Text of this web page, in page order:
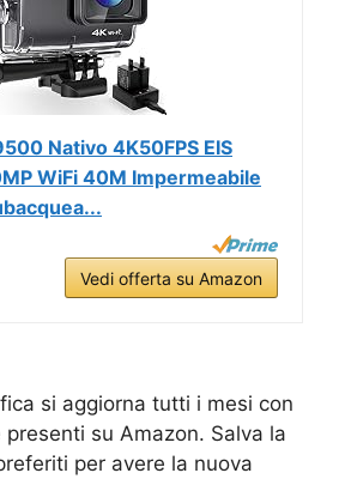
Nativo 4K50FPS EIS
WiFi 40M Impermeabile
Vedi offerta su Amazon
si aggiorna tutti i mesi con
su Amazon. Salva la
per avere la nuova